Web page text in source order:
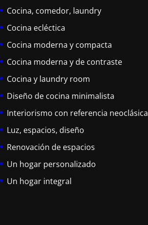
Cocina, comedor, laundry
Cocina ecléctica
Cocina moderna y compacta
Cocina moderna y de contraste
Cocina y laundry room
Diseño de cocina minimalista
Interiorismo con referencia neoclásica
Luz, espacios, diseño
Renovación de espacios
Un hogar personalizado
Un hogar integral